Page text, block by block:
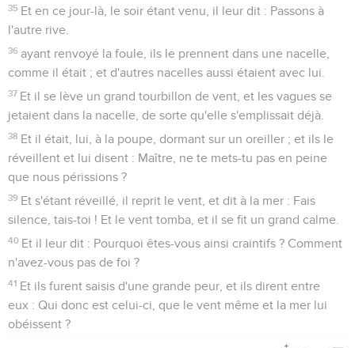
35 Et en ce jour-là, le soir étant venu, il leur dit : Passons à
l'autre rive.
36 ayant renvoyé la foule, ils le prennent dans une nacelle,
comme il était ; et d'autres nacelles aussi étaient avec lui.
37 Et il se lève un grand tourbillon de vent, et les vagues se
jetaient dans la nacelle, de sorte qu'elle s'emplissait déjà.
38 Et il était, lui, à la poupe, dormant sur un oreiller ; et ils le
réveillent et lui disent : Maître, ne te mets-tu pas en peine
que nous périssions ?
39 Et s'étant réveillé, il reprit le vent, et dit à la mer : Fais
silence, tais-toi ! Et le vent tomba, et il se fit un grand calme.
40 Et il leur dit : Pourquoi êtes-vous ainsi craintifs ? Comment
n'avez-vous pas de foi ?
41 Et ils furent saisis d'une grande peur, et ils dirent entre
eux : Qui donc est celui-ci, que le vent même et la mer lui
obéissent ?